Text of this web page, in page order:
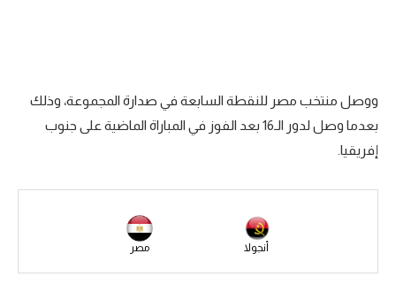
منتخب مصر
سعودي في الجول
ووصل منتخب مصر للنقطة السابعة في صدارة المجموعة، وذلك
بعدما وصل لدور الـ16 بعد الفوز في المباراة الماضية على جنوب
إفريقيا.
أنجولا مصر